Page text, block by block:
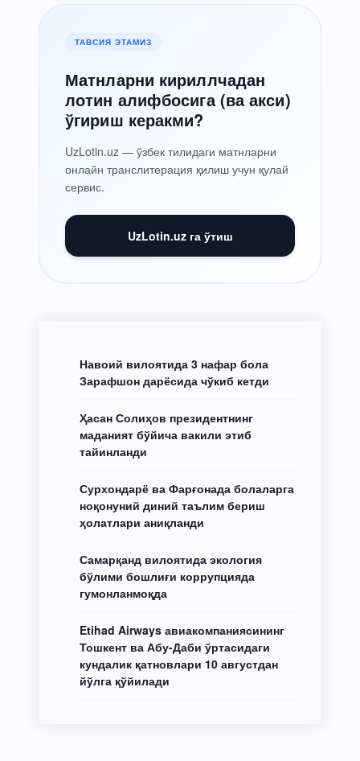
ТАВСИЯ ЭТАМИЗ
Матнларни кириллчадан
лотин алифбосига (ва акси)
ўгириш керакми?
UzLotin.uz — ўзбек тилидаги матнларни
онлайн транслитерация қилиш учун қулай
сервис.
UzLotin.uz га ўтиш
Навоий вилоятида 3 нафар бола
Зарафшон дарёсида чўкиб кетди
Ҳасан Солиҳов президентнинг
маданият бўйича вакили этиб
тайинланди
Сурхондарё ва Фарғонада болаларга
ноқонуний диний таълим бериш
ҳолатлари аниқланди
Самарқанд вилоятида экология
бўлими бошлиғи коррупцияда
гумонланмоқда
Etihad Airways авиакомпаниясининг
Тошкент ва Абу-Даби ўртасидаги
кундалик қатновлари 10 августдан
йўлга қўйилади